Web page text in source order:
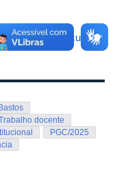
md_pesq_document
docente
PGC/2025